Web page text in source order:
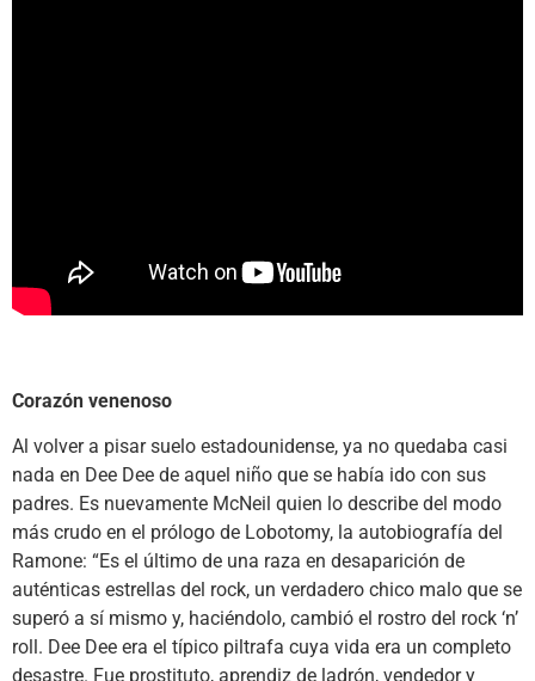
Corazón venenoso
Al volver a pisar suelo estadounidense, ya no quedaba casi
nada en Dee Dee de aquel niño que se había ido con sus
padres. Es nuevamente McNeil quien lo describe del modo
más crudo en el prólogo de Lobotomy, la autobiografía del
Ramone: “Es el último de una raza en desaparición de
auténticas estrellas del rock, un verdadero chico malo que se
superó a sí mismo y, haciéndolo, cambió el rostro del rock ‘n’
roll. Dee Dee era el típico piltrafa cuya vida era un completo
desastre. Fue prostituto, aprendiz de ladrón, vendedor y